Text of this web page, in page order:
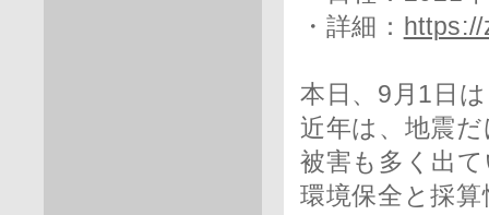
・詳細：
本日、9月1日
近年は、地震
被害も多く出
環境保全と採